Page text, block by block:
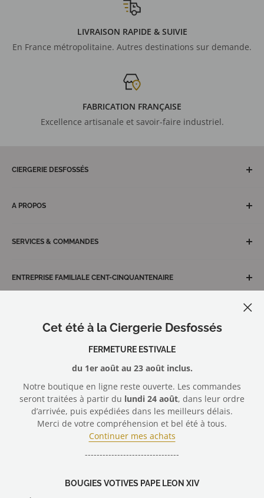
Cet été à la Ciergerie Desfossés
FERMETURE ESTIVALE
du 1er août au 23 août inclus.
Notre boutique en ligne reste ouverte. Les commandes
seront traitées à partir du lundi 24 août, dans leur ordre
d’arrivée, puis expédiées dans les meilleurs délais.
Merci de votre compréhension et bel été à tous.
Continuer mes achats
--------------------------------
BOUGIES VOTIVES PAPE LEON XIV
LIVRAISON RAPIDE & SUIVIE
En France métropolitaine. Autres destinations sur demande.
FABRICATION FRANÇAISE
Excellence artisanale et savoir-faire industriel.
CIERGERIE DESFOSSÉS
français de cierges et bougies votives. Nos équipes et
conseils et services avisés pour des solutions
+33 (0)2 40 30 15 32
A PROPOS
Veilleuses votives écoresponsables Luminat
Conformité au RGPD
Mentions légales
SERVICES & COMMANDES
Questions & solutions
ENTREPRISE FAMILIALE CENT-CINQUANTENAIRE
Membre duSyndicat Général des Fabricants de Bougies
Nous acceptons
© 2026 Ciergerie Desfossés - vente en ligne cierges, bougies votives